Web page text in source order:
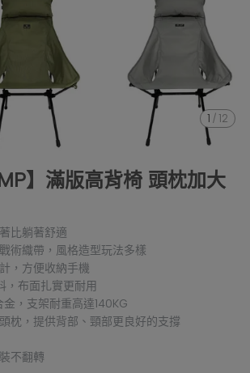
1 / 12
】滿版高背椅 頭枕加大
比躺著舒適
術織帶，風格造型玩法多樣
，方便收納手機
布面扎實更耐用
，支架耐重高達140KG
枕，提供背部、頸部更良好的支撐
不翻轉